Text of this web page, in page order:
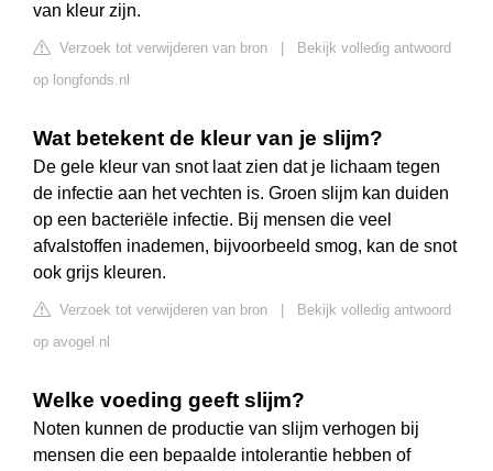
van kleur zijn.
Verzoek tot verwijderen van bron
Bekijk volledig antwoord
op longfonds.nl
Wat betekent de kleur van je slijm?
De gele kleur van snot laat zien dat je lichaam tegen
de infectie aan het vechten is. Groen slijm kan duiden
op een bacteriële infectie. Bij mensen die veel
afvalstoffen inademen, bijvoorbeeld smog, kan de snot
ook grijs kleuren.
Verzoek tot verwijderen van bron
Bekijk volledig antwoord
op avogel.nl
Welke voeding geeft slijm?
Noten kunnen de productie van slijm verhogen bij
mensen die een bepaalde intolerantie hebben of